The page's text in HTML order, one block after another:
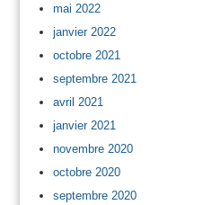
mai 2022
janvier 2022
octobre 2021
septembre 2021
avril 2021
janvier 2021
novembre 2020
octobre 2020
septembre 2020